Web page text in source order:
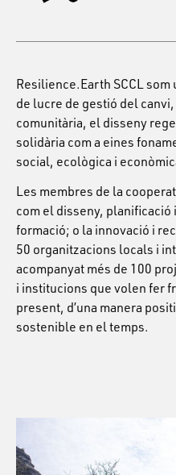
Resilience.Earth SCCL
de lucre de gestió del
comunitària, el disseny
solidària com a eines
social, ecològica i
Les membres de la
com el disseny, planificació
formació; o la innovació i
50 organitzacions locals i
acompanyat més de 100
i institucions que volen fer
present, d’una manera
sostenible en el temps.